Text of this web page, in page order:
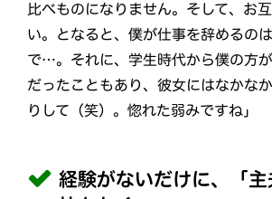
比べものになりません。そして、お
い。となると、僕が仕事を辞めるの
で…。それに、学生時代から僕の方
だったこともあり、彼女にはなかな
りして（笑）。惚れた弱みですね」
経験がないだけに、「